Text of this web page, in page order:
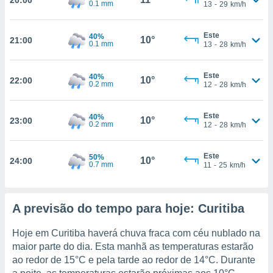
e
como a
possam
seus
com
0.1 mm
13 - 29 km/h
21:00
40%
0.1 mm
10°
Este
13 - 28 km/h
22:00
40%
0.2 mm
10°
Este
12 - 28 km/h
23:00
40%
0.2 mm
10°
Este
12 - 28 km/h
24:00
50%
0.7 mm
10°
Este
11 - 25 km/h
A previsão do tempo para hoje: Curitiba
Hoje em Curitiba haverá chuva fraca com céu nublado na
maior parte do dia. Esta manhã as temperaturas estarão
ao redor de 15°C e pela tarde ao redor de 14°C. Durante